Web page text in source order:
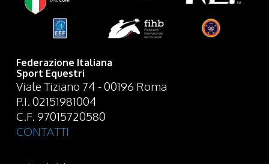
Federazione Italiana
Sport Equestri
Viale Tiziano 74 - 00196 Roma
P.I. 02151981004
C.F. 97015720580
CONTATTI